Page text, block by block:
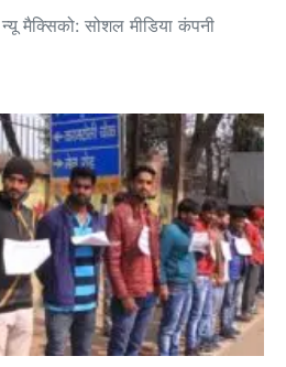
मैक्सिको: सोशल मीडिया कंपनी